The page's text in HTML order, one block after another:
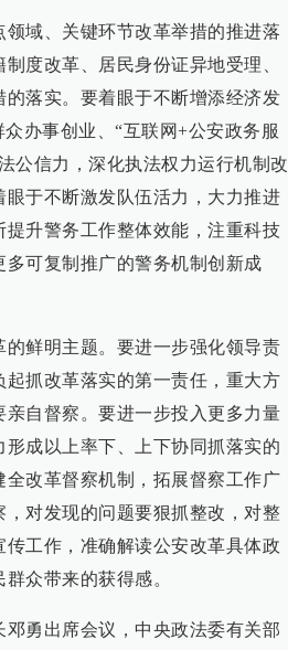
域、关键环节改革举措的推进落
度改革、居民身份证异地受理、
落实。要着眼于不断增添经济发
办事创业、“互联网+公安政务服
公信力，深化执法权力运行机制改
于不断激发队伍活力，大力推进
升警务工作整体效能，注重科技
可复制推广的警务机制创新成
鲜明主题。要进一步强化领导责
抓改革落实的第一责任，重大方
自督察。要进一步投入更多力量
成以上率下、上下协同抓落实的
改革督察机制，拓展督察工作广
对发现的问题要狠抓整改，对整
工作，准确解读公安改革具体政
众带来的获得感。
勇出席会议，中央政法委有关部